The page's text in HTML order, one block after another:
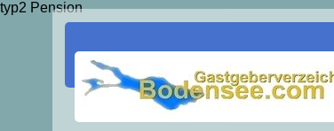
typ2 Pension